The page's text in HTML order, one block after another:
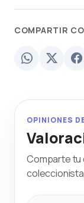
COMPARTIR
OPINIONES
Comparte tu